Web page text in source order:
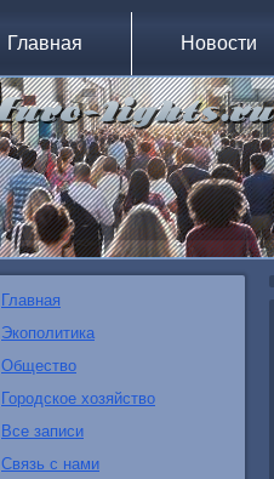
Главная Новости
Главная
Экополитика
Общество
Городское хозяйство
Все записи
Связь с нами